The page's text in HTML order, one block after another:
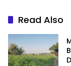
Read Also